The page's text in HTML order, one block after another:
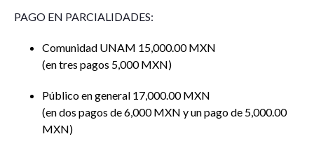
PAGO EN PARCIALIDADES:
Comunidad UNAM 15,000.00 MXN
(en tres pagos 5,000 MXN)
Público en general 17,000.00 MXN
(en dos pagos de 6,000 MXN y un pago de 5,000.00
MXN)